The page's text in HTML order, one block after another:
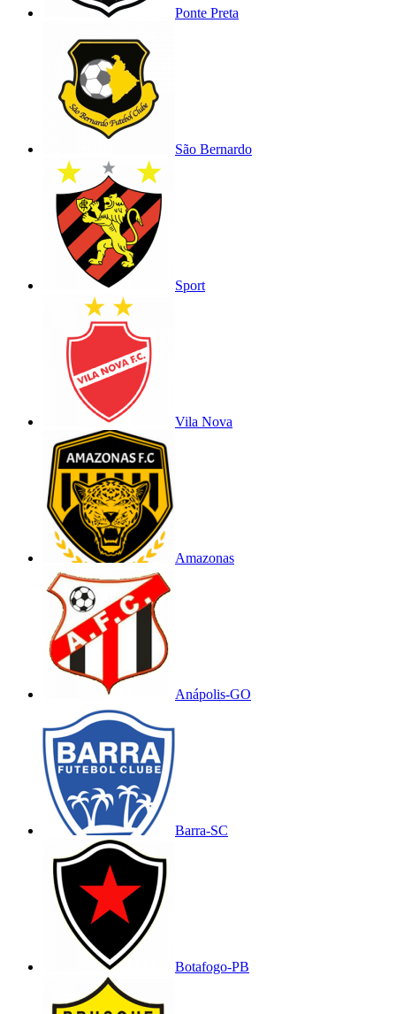
Ponte Preta
São Bernardo
Sport
Vila Nova
Amazonas
Anápolis-GO
Barra-SC
Botafogo-PB